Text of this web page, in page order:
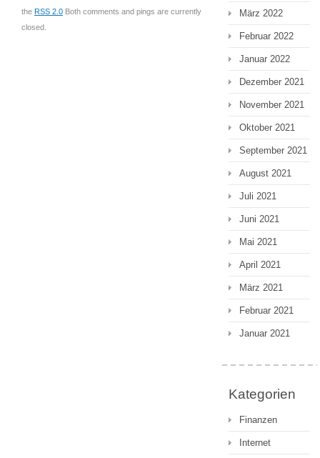
the RSS 2.0 Both comments and pings are currently
closed.
März 2022
Februar 2022
Januar 2022
Dezember 2021
November 2021
Oktober 2021
September 2021
August 2021
Juli 2021
Juni 2021
Mai 2021
April 2021
März 2021
Februar 2021
Januar 2021
Kategorien
Finanzen
Internet